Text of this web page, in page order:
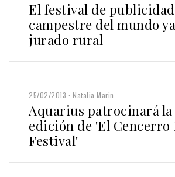
El festival de
campestre del mundo
jurado rural
25/02/2013 Natalia Marin
Aquarius patrocinará la
edición de 'El Cencerro
Festival'